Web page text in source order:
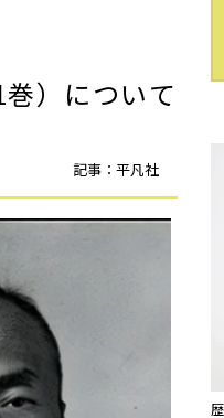
）について
記事：平凡社